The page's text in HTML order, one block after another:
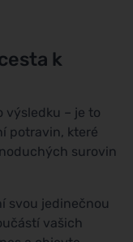
k
výsledku – je to
potravin, které
surovin
svou jedinečnou
vašich